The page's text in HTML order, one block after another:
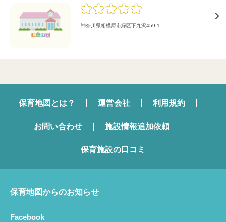
神奈川県相模原市緑区下九沢459-1
保育地図とは？ 運営会社 利用規約
お問い合わせ 施設情報追加依頼
保育施設の口コミ
保育地図からのお知らせ
Facebook